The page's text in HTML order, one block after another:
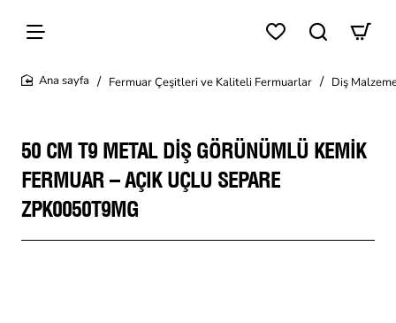
Fermuar Çeşitleri ve Kaliteli Fermuarlar Diş
50 CM T9 METAL DIŞ GÖRÜNÜMLÜ KEMIK
FERMUAR – AÇIK UÇLU SEPARE
ZPK0050T9MG